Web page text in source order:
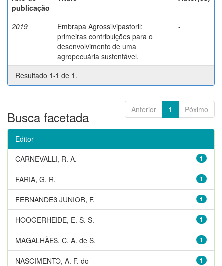
publicação
2019
Embrapa Agrossilvipastoril:
primeiras contribuições para o
desenvolvimento de uma
agropecuária sustentável.
-
Resultado 1-1 de 1.
Anterior 1 Póximo
Busca facetada
Editor
1
CARNEVALLI, R. A.
1
FARIA, G. R.
1
FERNANDES JUNIOR, F.
1
HOOGERHEIDE, E. S. S.
1
MAGALHÃES, C. A. de S.
1
NASCIMENTO, A. F. do